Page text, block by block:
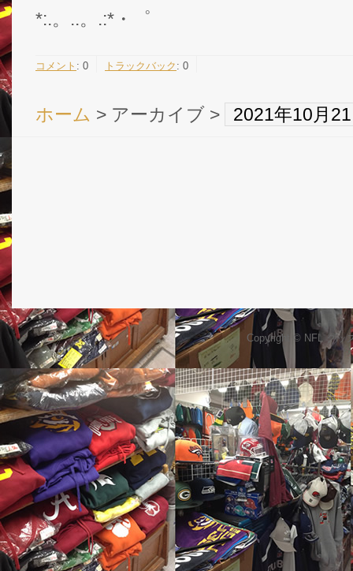
*:.。..。.:*・゜
コメント : 0 トラックバック : 0
ホーム > アーカイブ > 2021年10月
Copyright © NFL グッ